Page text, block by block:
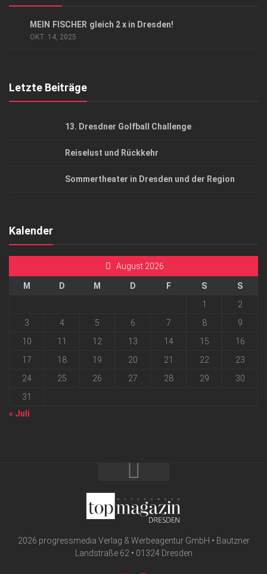
MEIN FISCHER gleich 2 x in Dresden!
OKT. 14, 2025
Letzte Beiträge
13. Dresdner Golfball Challenge
Reiselust und Rückkehr
Sommertheater in Dresden und der Region
Kalender
August 2026
M D M D F S
S
1
2
3
4 5 6 7 8
9
10
11 12 13 14 15
16
17
18 19 20 21 22
23
24
25 26 27 28 29
30
31
« Juli
2026 progressmedia Verlag & Werbeagentur GmbH • Bautzner
Landstraße 62 • 01324 Dresden